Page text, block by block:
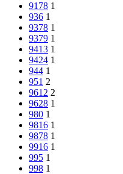
9178 1
936 1
9378 1
9379 1
9413 1
9424 1
944 1
951 2
9612 2
9628 1
980 1
9816 1
9878 1
9916 1
995 1
998 1